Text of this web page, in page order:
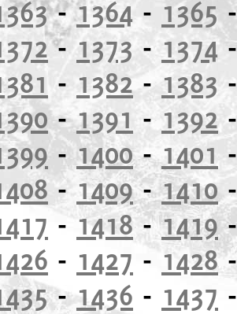
-1364 - 1365
-1373 -1374
- 1382-1383
-1391 -1392
-1400-1401
-1409-1410
-1418-1419
- 1427 - 1428
-1436 - 1437